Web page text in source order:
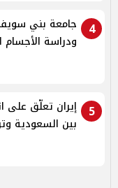
4
جامعة بني
ودراسة الأجسام
5
إيران تعلّق على
بين السعودية